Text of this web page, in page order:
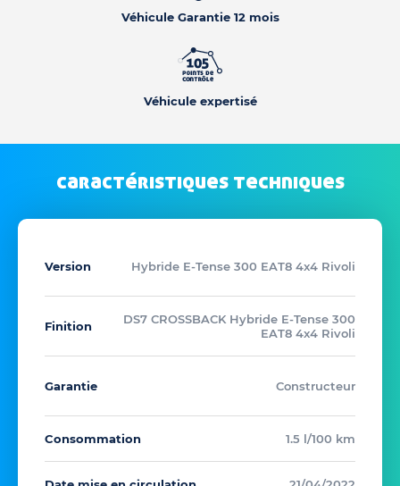
Véhicule Garantie 12 mois
Véhicule expertisé
caractéristiques techniques
Version Hybride E-Tense 300 EAT8 4x4 Rivoli
Finition
DS7 CROSSBACK Hybride E-Tense 300
EAT8 4x4 Rivoli
Garantie Constructeur
Consommation 1.5 l/100 km